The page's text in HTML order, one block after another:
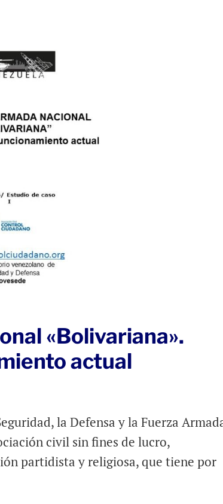
«Bolivariana».
actual
la Defensa y la Fuerza
civil sin fines de lucro,
partidista y religiosa, que tiene por